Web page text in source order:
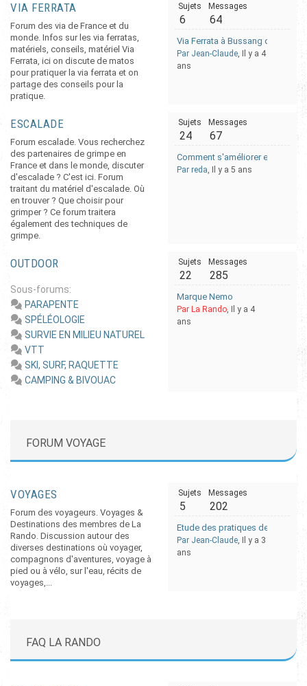
VIA FERRATA
Forum des via de France et du
monde. Infos sur les via ferratas,
matériels, conseils, matériel Via
Ferrata, ici on discute de matos
pour pratiquer la via ferrata et on
partage des conseils pour la
pratique.
Sujets
6
Messages
64
Via Ferrata à Bussang dans les
Par Jean-Claude, Il y a 4
ans
ESCALADE
Forum escalade. Vous recherchez
des partenaires de grimpe en
France et dans le monde, discuter
d'escalade ? C'est ici. Forum
traitant du matériel d'escalade. Où
en trouver ? Que choisir pour
grimper ? Ce forum traitera
également des techniques de
grimpe.
Sujets
24
Messages
67
Comment s'améliorer en
Par reda, Il y a 5 ans
OUTDOOR
Sous-forums:
PARAPENTE
SPÉLÉOLOGIE
SURVIE EN MILIEU NATUREL
VTT
SKI, SURF, RAQUETTE
CAMPING & BIVOUAC
Sujets
22
Messages
285
Marque Nemo
Par La Rando, Il y a 4
ans
FORUM VOYAGE
VOYAGES
Forum des voyageurs. Voyages &
Destinations des membres de La
Rando. Discussion autour des
diverses destinations où voyager,
compagnons d'aventures, voyage à
pied ou à vélo, sur l'eau, récits de
voyages,...
Sujets
5
Messages
202
Etude des pratiques de trekking
Par Jean-Claude, Il y a 3
ans
FAQ LA RANDO